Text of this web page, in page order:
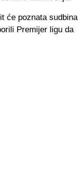
će poznata sudbina
Premijer ligu da